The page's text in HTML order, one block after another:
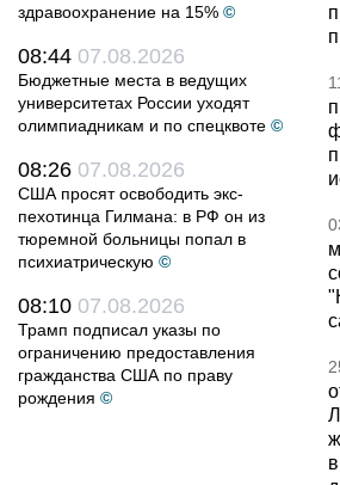
здравоохранение на 15% ©
08:44 07.08.2026
Бюджетные места в ведущих
университетах России уходят
олимпиадникам и по спецквоте ©
08:26 07.08.2026
США просят освободить экс-
пехотинца Гилмана: в РФ он из
тюремной больницы попал в
психиатрическую ©
08:10 07.08.2026
Трамп подписал указы по
ограничению предоставления
гражданства США по праву
рождения ©